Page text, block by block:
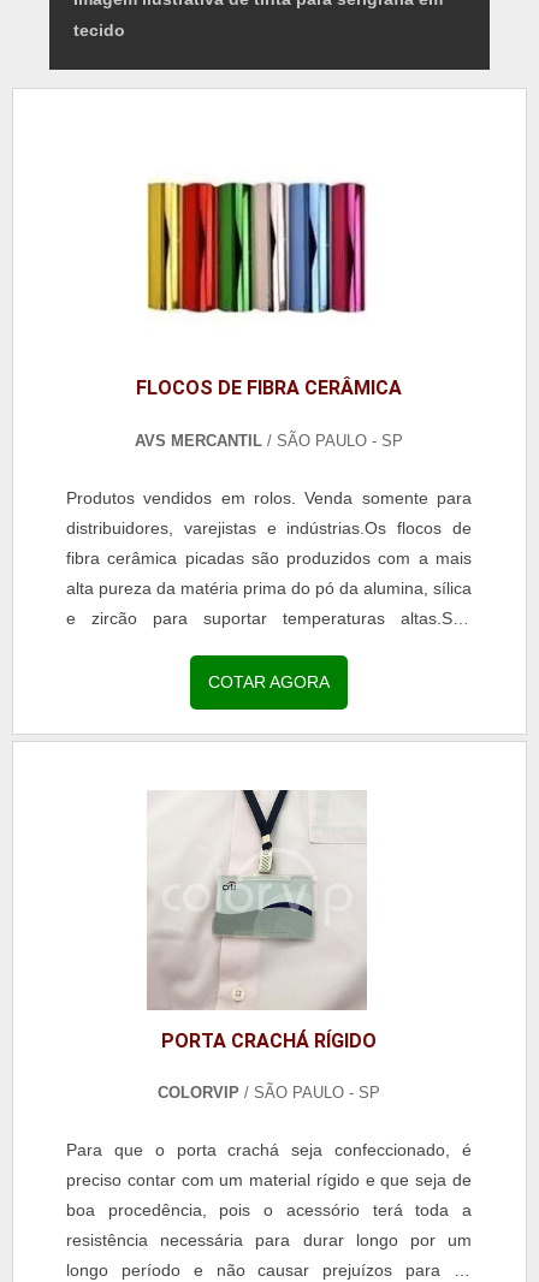
tecido
FLOCOS DE FIBRA CERÂMICA
AVS MERCANTIL / SÃO PAULO - SP
Produtos vendidos em rolos. Venda somente para
distribuidores, varejistas e indústrias.Os flocos de
fibra cerâmica picadas são produzidos com a mais
alta pureza da matéria prima do pó da alumina, sílica
e zircão para suportar temperaturas altas.Seu
COTAR AGORA
PORTA CRACHÁ RÍGIDO
COLORVIP / SÃO PAULO - SP
Para que o porta crachá seja confeccionado, é
preciso contar com um material rígido e que seja de
boa procedência, pois o acessório terá toda a
resistência necessária para durar longo por um
longo período e não causar prejuízos para os